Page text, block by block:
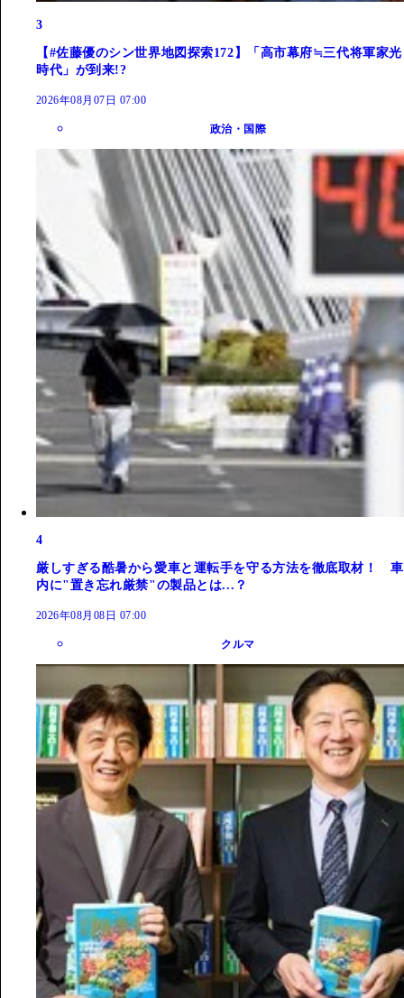
3
【#佐藤優のシン世界地図探索172】「高市幕府≒三代将軍家光
時代」が到来!?
2026年08月07日 07:00
政治・国際
4
厳しすぎる酷暑から愛車と運転手を守る方法を徹底取材！ 車
内に"置き忘れ厳禁"の製品とは...？
2026年08月08日 07:00
クルマ